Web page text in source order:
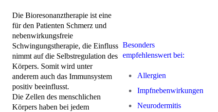
Die Bioresonanztherapie ist eine
für den Patienten Schmerz und
nebenwirkungsfreie
Schwingungstherapie, die Einfluss
nimmt auf die Selbstregulation des
Körpers. Somit wird unter
anderem auch das Immunsystem
positiv beeinflusst.
Die Zellen des menschlichen
Körpers haben bei jedem
Besonders
empfehlenswert bei:
Allergien
Impfnebenwirkungen
Neurodermitis